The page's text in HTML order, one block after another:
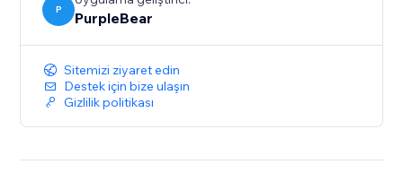
P PurpleBear
Sitemizi ziyaret edin
Destek için bize ulaşın
Gizlilik politikası